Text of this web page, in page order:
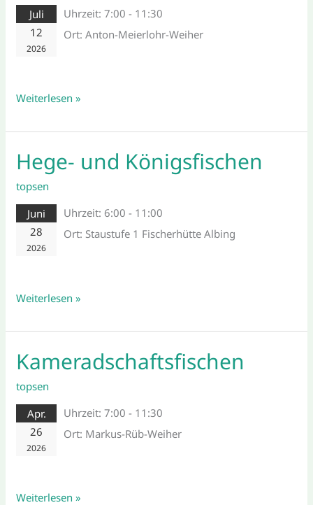
Juli
12
2026
Uhrzeit:7:00 - 11:30
Ort:Anton-Meierlohr-Weiher
Weiterlesen »
Hege- und Königsfischen
topsen
Juni
28
2026
Uhrzeit: 6:00 - 11:00
Ort: Staustufe 1 Fischerhütte Albing
Hege-
und
Königsfischen
Weiterlesen »
Kameradschaftsfischen
topsen
Apr.
26
2026
Uhrzeit:7:00 - 11:30
Ort: Markus-Rüb-Weiher
Kameradschaftsfischen
Weiterlesen »